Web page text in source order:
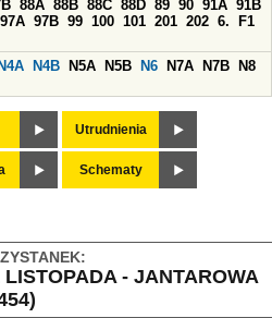
88A 88B 88C 88D 89 90 91A 91B
97A 97B 99 100 101 201 202 6.
F1
N4A N4B N5A N5B N6 N7A N7B
N8
Utrudnienia
Schematy
LISTOPADA - JANTAROWA